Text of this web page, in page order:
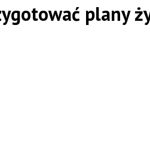
plany